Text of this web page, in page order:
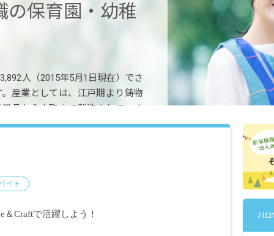
の保育園・幼稚
人（2015年5月1日現在）でさ
産業としては、江戸期より鋳物
品から大砲まで製造されていま
騒音問題等から鋳物業者は郊外
イト
Craftで活躍しよう！ 川口